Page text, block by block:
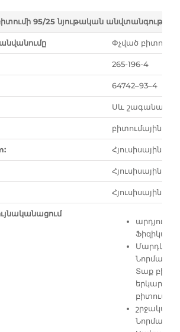
95/25 նյութական անվտանգության
Փչված բիտում
265-196-4
64742–93–4
Սև
բիտումային
Հյուսիսային
Հյուսիսային
Հյուսիսային
Նորմալ
Տաք
բիտում,
շրջակա
Նորմալ